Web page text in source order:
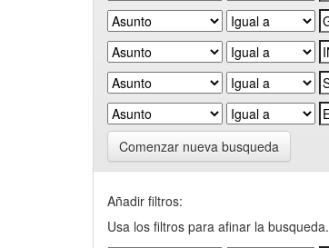
Comenzar nueva busqueda
Añadir filtros:
Usa los filtros para afinar la busqueda.